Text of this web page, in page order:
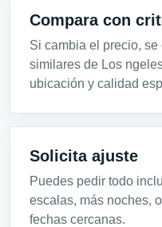
Compara con
Si cambia el precio,
similares de Los
ubicación y calidad
Solicita ajuste
Puedes pedir todo
escalas, más noches,
fechas cercanas.